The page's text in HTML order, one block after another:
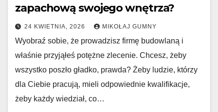
zapachową swojego wnętrza?
24 KWIETNIA, 2026 MIKOŁAJ GUMNY
Wyobraź sobie, że prowadzisz firmę budowlaną i
właśnie przyjąłeś potężne zlecenie. Chcesz, żeby
wszystko poszło gładko, prawda? Żeby ludzie, którzy
dla Ciebie pracują, mieli odpowiednie kwalifikacje,
żeby każdy wiedział, co…